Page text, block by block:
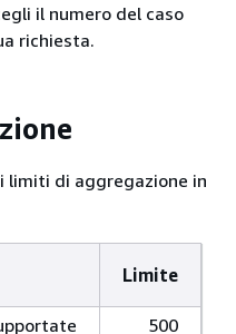
il numero del caso
richiesta.
limiti di aggregazione in
Limite
500